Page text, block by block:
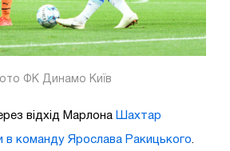
ФК Динамо Київ
відхід Марлона Шахтар
в команду Ярослава Ракицького.